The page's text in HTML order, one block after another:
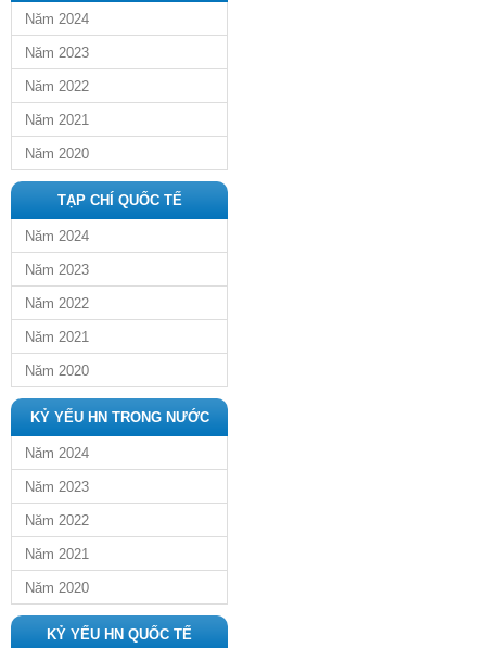
Năm 2024
Năm 2023
Năm 2022
Năm 2021
Năm 2020
TẠP CHÍ QUỐC TẾ
Năm 2024
Năm 2023
Năm 2022
Năm 2021
Năm 2020
KỶ YẾU HN TRONG NƯỚC
Năm 2024
Năm 2023
Năm 2022
Năm 2021
Năm 2020
KỶ YẾU HN QUỐC TẾ